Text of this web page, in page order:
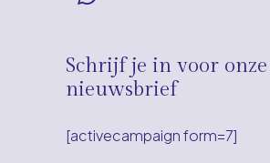
Schrijf je in voor onze
nieuwsbrief
[activecampaign form=7]